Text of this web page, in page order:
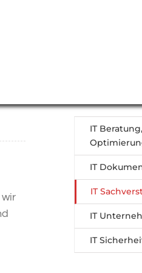
IT
IT
IT
IT
IT